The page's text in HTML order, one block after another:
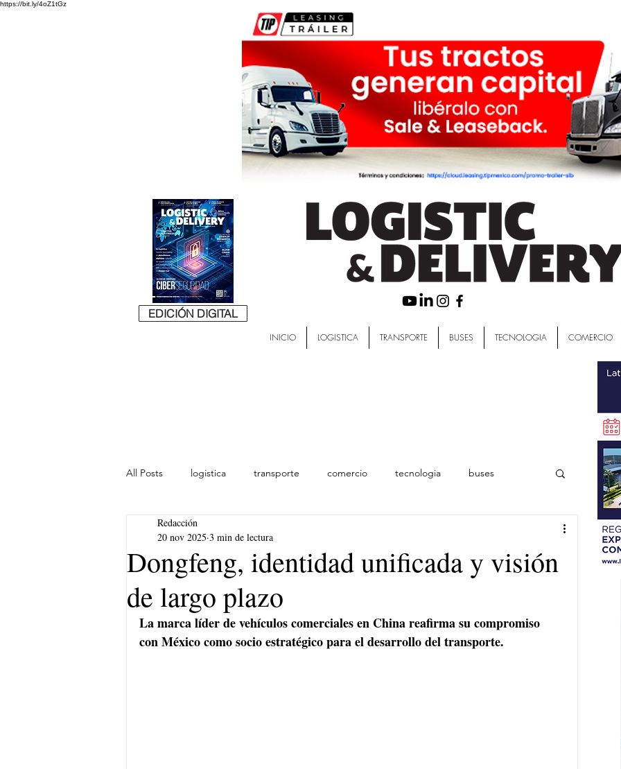
https://bit.ly/4oZ1tGz
EDICIÓN DIGITAL
INICIO LOGISTICA TRANSPORTE BUSES TECNOLOGIA COMERCIO
All Posts logistica transporte comercio tecnologia buses
lideres
Dongfeng, identidad unificada y visión
de largo plazo
Redacción
20 nov 2025 3 min de lectura
La marca líder de vehículos comerciales en China reafirma su compromiso
con México como socio estratégico para el desarrollo del transporte.